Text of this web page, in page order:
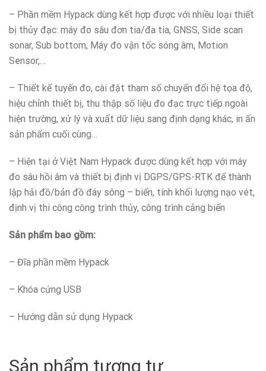
– Phần mềm Hypack dùng kết hợp được với nhiều loại thiết
bị thủy đạc: máy đo sâu đơn tia/đa tia, GNSS, Side scan
sonar, Sub bottom, Máy đo vận tốc sóng âm, Motion
Sensor,…
– Thiết kế tuyến đo, cài đặt tham số chuyển đổi hệ tọa độ,
hiệu chỉnh thiết bị, thu thập số liệu đo đạc trực tiếp ngoài
hiện trường, xử lý và xuất dữ liệu sang định dạng khác, in ấn
sản phẩm cuối cùng…
– Hiện tại ở Việt Nam Hypack được dùng kết hợp với máy
đo sâu hồi âm và thiết bị định vị DGPS/GPS-RTK để thành
lập hải đồ/bản đồ đáy sông – biển, tính khối lượng nạo vét,
định vị thi công công trình thủy, công trình cảng biển
Sản phẩm bao gồm:
– Đĩa phần mềm Hypack
– Khóa cứng USB
– Hướng dẫn sử dụng Hypack
Sản phẩm tương tự